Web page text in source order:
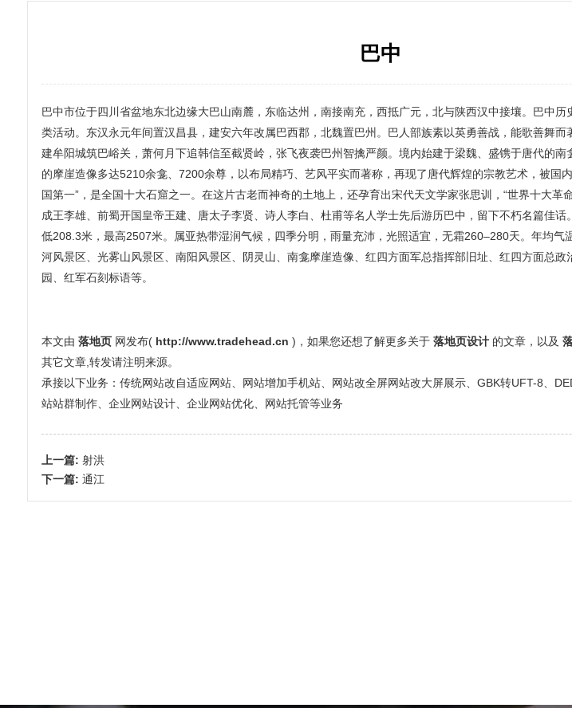
巴中
巴中市位于四川省盆地东北边缘大巴山南麓，东临达州，南接南充，西抵广元，北与陕西汉中接壤。巴中历
类活动。东汉永元年间置汉昌县，建安六年改属巴西郡，北魏置巴州。巴人部族素以英勇善战，能歌善舞而
建牟阳城筑巴峪关，萧何月下追韩信至截贤岭，张飞夜袭巴州智擒严颜。境内始建于梁魏、盛镌于唐代的南
的摩崖造像多达5210余龛、7200余尊，以布局精巧、艺风平实而著称，再现了唐代辉煌的宗教艺术，被国
国第一”，是全国十大石窟之一。在这片古老而神奇的土地上，还孕育出宋代天文学家张思训，“世界十大革
成王李雄、前蜀开国皇帝王建、唐太子李贤、诗人李白、杜甫等名人学士先后游历巴中，留下不朽名篇佳话
低208.3米，最高2507米。属亚热带湿润气候，四季分明，雨量充沛，光照适宜，无霜260–280天。年均气
河风景区、光雾山风景区、南阳风景区、阴灵山、南龛摩崖造像、红四方面军总指挥部旧址、红四方面总政
园、红军石刻标语等。
本文由 落地页 网发布( http://www.tradehead.cn )，如果您还想了解更多关于落地页设计 的文章，以及
其它文章,转发请注明来源。
承接以下业务：传统网站改自适应网站、网站增加手机站、网站改全屏网站改大屏展示、GBK转UFT-8、
站站群制作、企业网站设计、企业网站优化、网站托管等业务
上一篇:射洪
下一篇:通江